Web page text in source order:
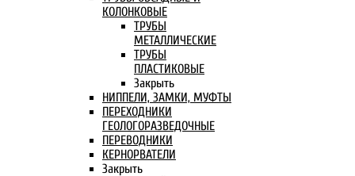
КОЛОНКОВЫЕ
ТРУБЫ
МЕТАЛЛИЧЕСКИЕ
ТРУБЫ
ПЛАСТИКОВЫЕ
Закрыть
НИППЕЛИ, ЗАМКИ, МУФТЫ
ПЕРЕХОДНИКИ
ГЕОЛОГОРАЗВЕДОЧНЫЕ
ПЕРЕВОДНИКИ
КЕРНОРВАТЕЛИ
Закрыть